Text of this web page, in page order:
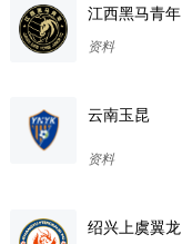
江西黑马青年
资料
云南玉昆
资料
绍兴上虞翼龙